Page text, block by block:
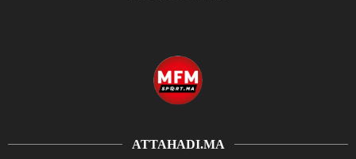
ATTAHADI.MA